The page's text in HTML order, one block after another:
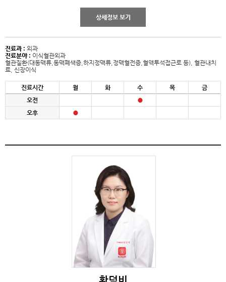
상세정보 보기
진료과 : 외과
진료분야 : 이식혈관외과
혈관질환(대동맥류,동맥폐색증,하지정맥류,정맥혈전증,혈액투석접근로 등), 혈관내치
료, 신장이식
진료시간 월 화 수 목
금
오전
오후